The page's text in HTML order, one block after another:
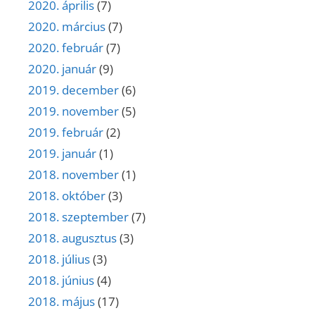
2020. április(7)
2020. március(7)
2020. február(7)
2020. január(9)
2019. december(6)
2019. november(5)
2019. február(2)
2019. január(1)
2018. november(1)
2018. október(3)
2018. szeptember(7)
2018. augusztus(3)
2018. július(3)
2018. június(4)
2018. május(17)